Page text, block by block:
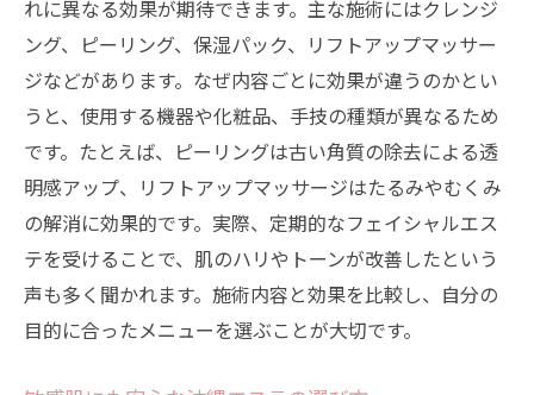
れに異なる効果が期待できます。主な施術にはクレンジ
ング、ピーリング、保湿パック、リフトアップマッサー
ジなどがあります。なぜ内容ごとに効果が違うのかとい
うと、使用する機器や化粧品、手技の種類が異なるため
です。たとえば、ピーリングは古い角質の除去による透
明感アップ、リフトアップマッサージはたるみやむくみ
の解消に効果的です。実際、定期的なフェイシャルエス
テを受けることで、肌のハリやトーンが改善したという
声も多く聞かれます。施術内容と効果を比較し、自分の
目的に合ったメニューを選ぶことが大切です。